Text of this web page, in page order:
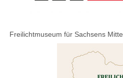
Freilichtmuseum für Sachsens Mitte